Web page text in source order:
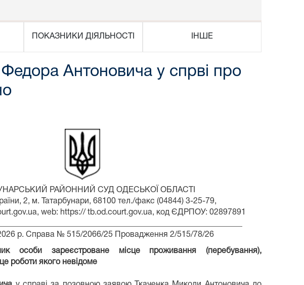
ПОКАЗНИКИ ДІЯЛЬНОСТІ ІНШЕ
Антоновича у спрві про
РАЙОННИЙ СУД ОДЕСЬКОЇ ОБЛАСТІ
2, м. Татарбунари, 68100 тел./факс (04844) 3-25-79,
web: https:// tb.od.court.gov.ua, код ЄДРПОУ: 02897891
р. Справа № 515/2066/25 Провадження 2/515/78/26
особи зареєстроване місце проживання (перебування),
роботи якого невідоме